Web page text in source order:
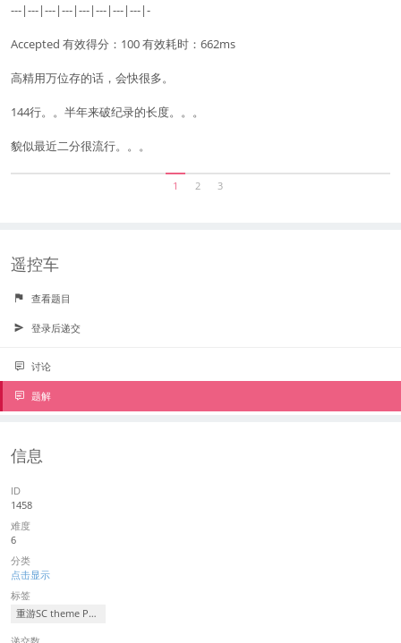
---|---|---|---|---|---|---|---|-
Accepted 有效得分：100 有效耗时：662ms
高精用万位存的话，会快很多。
144行。。半年来破纪录的长度。。。
貌似最近二分很流行。。。
1 2 3
遥控车
查看题目
登录后递交
讨论
题解
信息
ID
1458
难度
6
分类
点击显示
标签
重游SC theme Park